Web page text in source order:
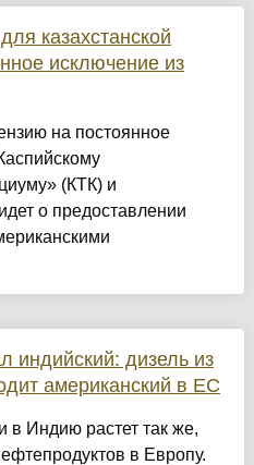
казахстанской
исключение из
на постоянное
(КТК) и
о предоставлении
индийский: дизель из
американский в ЕС
в Индию растет так же,
в Европу.